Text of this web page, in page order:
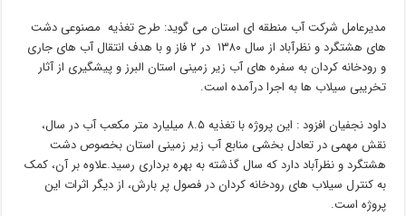
مدیرعامل شرکت آب منطقه ای استان می گوید: طرح تغذیه مصنوعی دشت
های هشتگرد و نظرآباد از سال ۱۳۸۰ در ۲ فاز و با هدف انتقال آب های جاری
و رودخانه کردان به سفره های آب زیر زمینی استان البرز و پیشگیری از آثار
تخریبی سیلاب ها به اجرا درآمده است.
داود نجفیان افزود : این پروژه با تغذیه ۸.۵ میلیارد متر مکعب آب در سال،
نقش مهمی در تعادل بخشی منابع آب زیر زمینی استان بخصوص دشت
هشتگرد و نظرآباد دارد که سال گذشته به بهره برداری رسید.علاوه بر آن، کمک
به کنترل سیلاب های رودخانه کردان در فصول پر بارش، از دیگر اثرات این
پروژه است.